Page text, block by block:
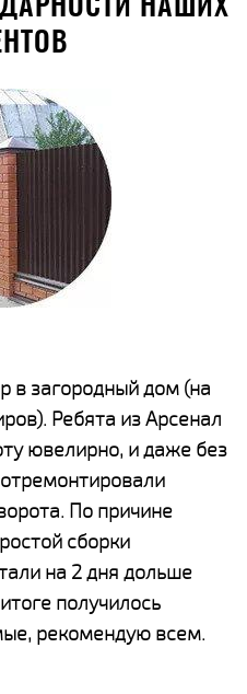
НАШИХ
в загородный дом (на
Ребята из Арсенал
ювелирно, и даже без
По причине
сборки
на 2 дня дольше
получилось
рекомендую всем.